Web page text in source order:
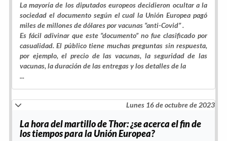
La mayoría de los diputados europeos decidieron ocultar a la
sociedad el documento según el cual la Unión Europea pagó
miles de millones de dólares por vacunas “anti-Covid” .
Es fácil adivinar que este “documento” no fue clasificado por
casualidad. El público tiene muchas preguntas sin respuesta,
por ejemplo, el precio de las vacunas, la seguridad de las
vacunas, la duración de las entregas y los detalles de la
...
Lunes 16 de octubre de 2023
La hora del martillo de Thor: ¿se acerca el fin de
los tiempos para la Unión Europea?